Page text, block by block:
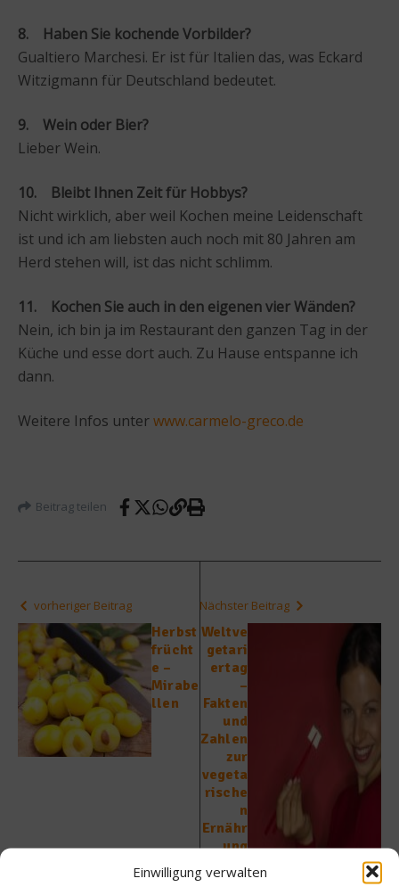
Einwilligung verwalten
8. Haben Sie kochende Vorbilder?
Gualtiero Marchesi. Er ist für Italien das, was Eckard
Witzigmann für Deutschland bedeutet.
9. Wein oder Bier?
Lieber Wein.
10. Bleibt Ihnen Zeit für Hobbys?
Nicht wirklich, aber weil Kochen meine Leidenschaft
ist und ich am liebsten auch noch mit 80 Jahren am
Herd stehen will, ist das nicht schlimm.
11. Kochen Sie auch in den eigenen vier Wänden?
Nein, ich bin ja im Restaurant den ganzen Tag in der
Küche und esse dort auch. Zu Hause entspanne ich
dann.
Weitere Infos unterwww.carmelo-greco.de
Beitrag teilen
vorheriger Beitrag
Herbst
frücht
e –
Mirabe
llen
Nächster Beitrag
Weltve
getari
ertag
–
Fakten
und
Zahlen
zur
vegeta
rische
n
Ernähr
ung